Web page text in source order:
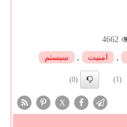
4662
, امنیت , سیستم
(1)
(0)
X